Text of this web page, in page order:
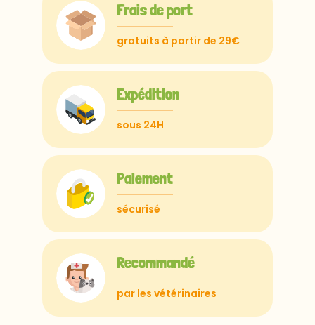
Frais de port
gratuits à partir de 29€
Expédition
sous 24H
Paiement
sécurisé
Recommandé
par les vétérinaires